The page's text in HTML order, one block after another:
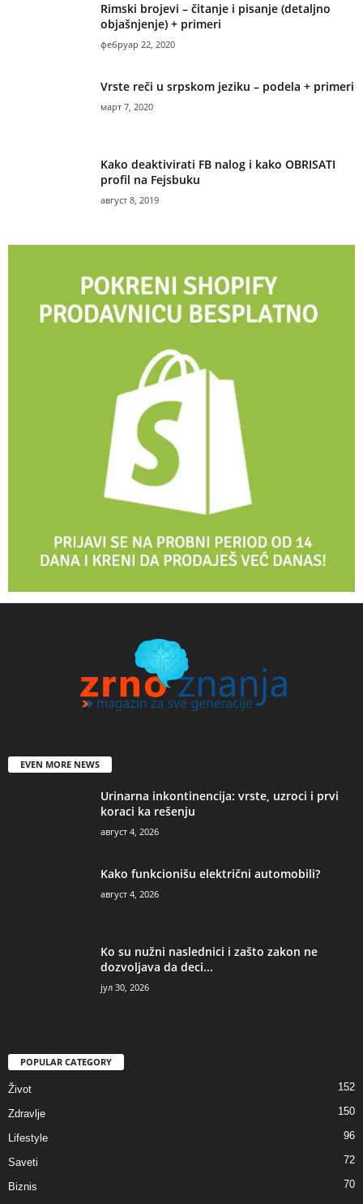
Rimski brojevi – čitanje i pisanje (detaljno
objašnjenje) + primeri
фебруар 22, 2020
Vrste reči u srpskom jeziku – podela + primeri
март 7, 2020
Kako deaktivirati FB nalog i kako OBRISATI
profil na Fejsbuku
август 8, 2019
EVEN MORE NEWS
Urinarna inkontinencija: vrste, uzroci i prvi
koraci ka rešenju
август 4, 2026
Kako funkcionišu električni automobili?
август 4, 2026
Ko su nužni naslednici i zašto zakon ne
dozvoljava da deci...
јул 30, 2026
POPULAR CATEGORY
Život 152
Zdravlje 150
Lifestyle 96
Saveti 72
Biznis
70